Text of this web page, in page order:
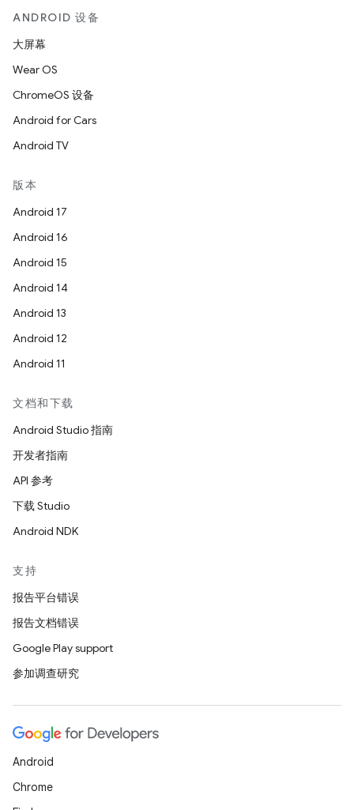
ANDROID 设备
大屏幕
Wear OS
ChromeOS 设备
Android for Cars
Android TV
版本
Android 17
Android 16
Android 15
Android 14
Android 13
Android 12
Android 11
文档和下载
Android Studio 指南
开发者指南
API 参考
下载 Studio
Android NDK
支持
报告平台错误
报告文档错误
Google Play support
参加调查研究
Android
Chrome